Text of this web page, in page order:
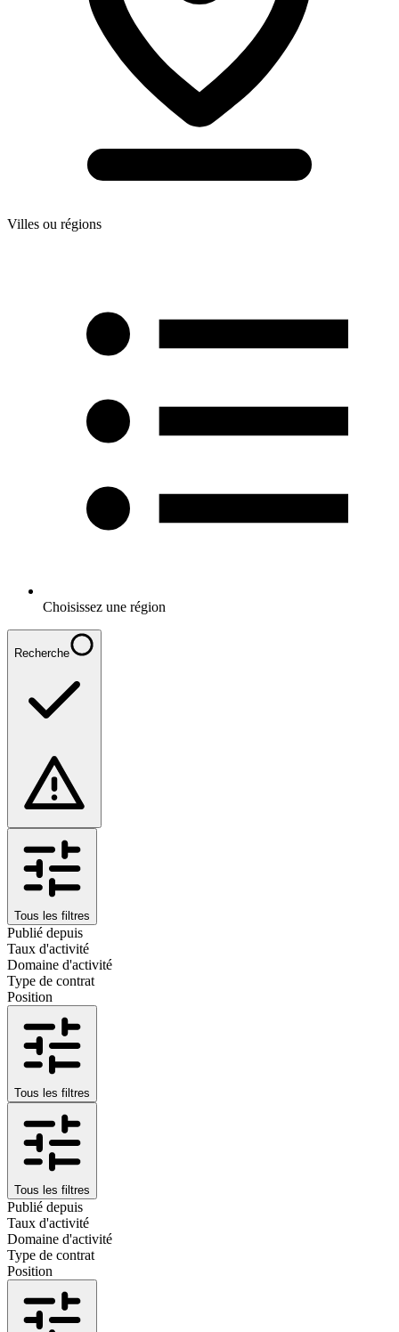
Villes ou régions
Choisissez une région
Recherche
Tous les filtres
Publié depuis
Taux d'activité
Domaine d'activité
Type de contrat
Position
Tous les filtres
Tous les filtres
Publié depuis
Taux d'activité
Domaine d'activité
Type de contrat
Position